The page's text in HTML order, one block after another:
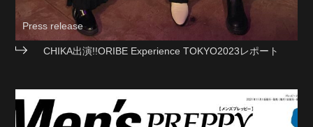
Press release
CHIKA出演!!ORIBE Experience TOKYO2023レポート